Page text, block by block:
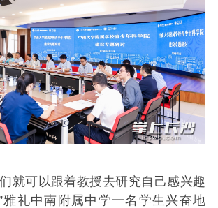
可以跟着教授去研究自己感兴趣
雅礼中南附属中学一名学生兴奋地